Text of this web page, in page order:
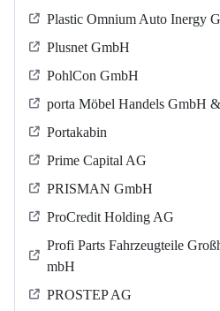
Plastic Omnium Auto Inergy
Plusnet GmbH
PohlCon GmbH
porta Möbel Handels GmbH
Portakabin
Prime Capital AG
PRISMAN GmbH
ProCredit Holding AG
Profi Parts Fahrzeugteile
mbH
PROSTEP AG